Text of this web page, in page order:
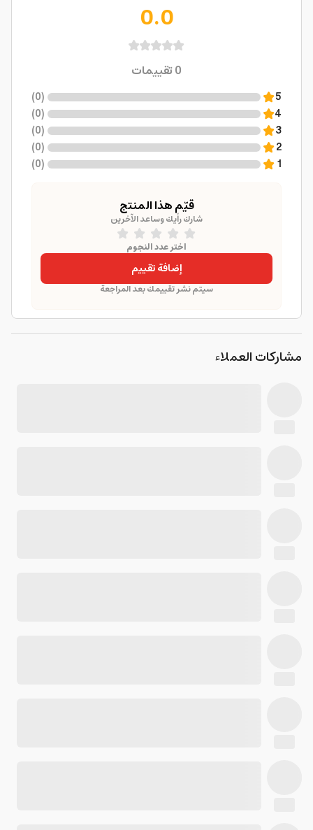
0.0
0تقييمات
5
(
0
)
4
(
0
)
3
(
0
)
2
(
0
)
1
(
0
)
قيّم هذا المنتج
شارك رأيك وساعد الآخرين
اختر عدد النجوم
إضافة تقييم
سيتم نشر تقييمك بعد المراجعة
مشاركات العملاء